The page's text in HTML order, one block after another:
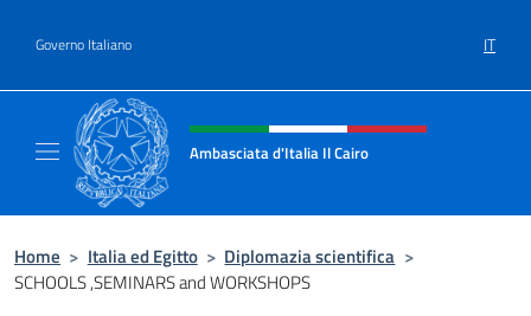
Governo Italiano IT
Intestazione sito, social e menù
Ambasciata d'Italia Il Cairo
Home > Italia ed Egitto > Diplomazia scientifica >
SCHOOLS ,SEMINARS and WORKSHOPS